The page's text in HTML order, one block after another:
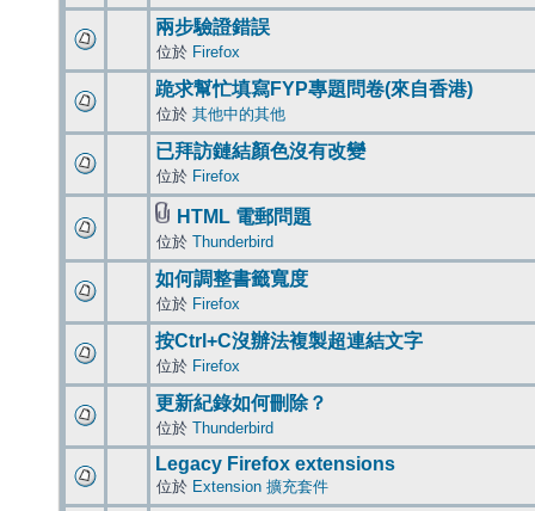
兩步驗證錯誤
位於 Firefox
跪求幫忙填寫FYP專題問卷(來自香港)
位於 其他中的其他
已拜訪鏈結顏色沒有改變
位於 Firefox
HTML 電郵問題
位於 Thunderbird
如何調整書籤寬度
位於 Firefox
按Ctrl+C沒辦法複製超連結文字
位於 Firefox
更新紀錄如何刪除？
位於 Thunderbird
Legacy Firefox extensions
位於 Extension 擴充套件